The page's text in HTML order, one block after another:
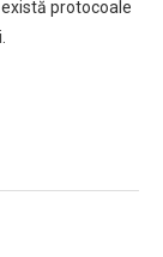
protocoale